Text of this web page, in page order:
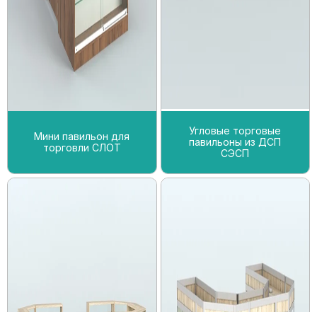
Мини павильон для
торговли СЛОТ
Угловые торговые
павильоны из ДСП
СЭСП